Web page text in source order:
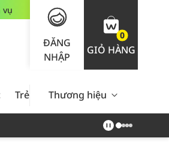
vụ
ĐĂNG
NHẬP
0
GIỎ HÀNG
Trẻ Em Nam Giới Chăm Sóc
Thương hiệu